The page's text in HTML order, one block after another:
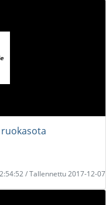
/ Tallennettu 2017-12-07